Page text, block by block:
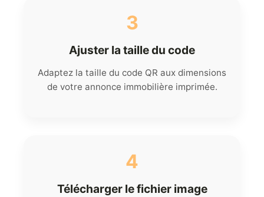
3
Ajuster la taille du code
Adaptez la taille du code QR aux dimensions
de votre annonce immobilière imprimée.
4
Télécharger le fichier image